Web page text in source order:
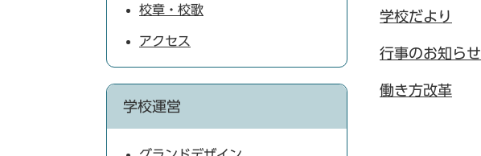
学校だより
行事のお知らせ
働き方改革
校章・校歌
アクセス
学校運営